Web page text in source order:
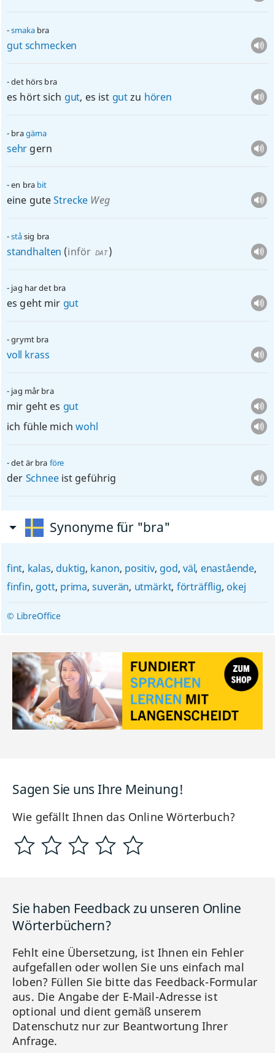
smakabra
gut schmecken
det hörs bra
es hört sich gut, es ist gutzu hören
bragärna
sehr gern
en bra bit
eine guteStrecke Weg
ståsig bra
standhalten (inför DAT )
jag har det bra
es geht mir gut
grymt bra
voll krass
jag mår bra
mir geht es gut
ich fühle michwohl
det är bra före
der Schneeist geführig
Synonyme für "bra"
fint, kalas, duktig, kanon, positiv, god, väl, enastående,
finfin, gott, prima,suverän, utmärkt, förträfflig, okej
© LibreOffice
Sagen Sie uns Ihre Meinung!
Wie gefällt Ihnen das Online Wörterbuch?
Sie haben Feedback zu unseren Online
Wörterbüchern?
Fehlt eine Übersetzung, ist Ihnen ein Fehler
aufgefallen oder wollen Sie uns einfach mal
loben? Füllen Sie bitte das Feedback-Formular
aus. Die Angabe der E-Mail-Adresse ist
optional und dient gemäß unserem
Datenschutz nur zur Beantwortung Ihrer
Anfrage.